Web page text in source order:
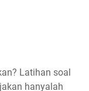
Latihan soal
hanyalah